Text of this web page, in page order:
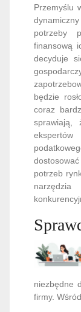
Przemyślu
potrzeby
finansową
decyduje
będzie
coraz
sprawiają,
potrzeb
niezbędne
firmy.